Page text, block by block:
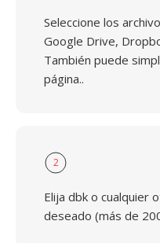
Seleccione los
Google Drive,
También puede
página..
2
Elija dbk o cualquier
deseado (más de